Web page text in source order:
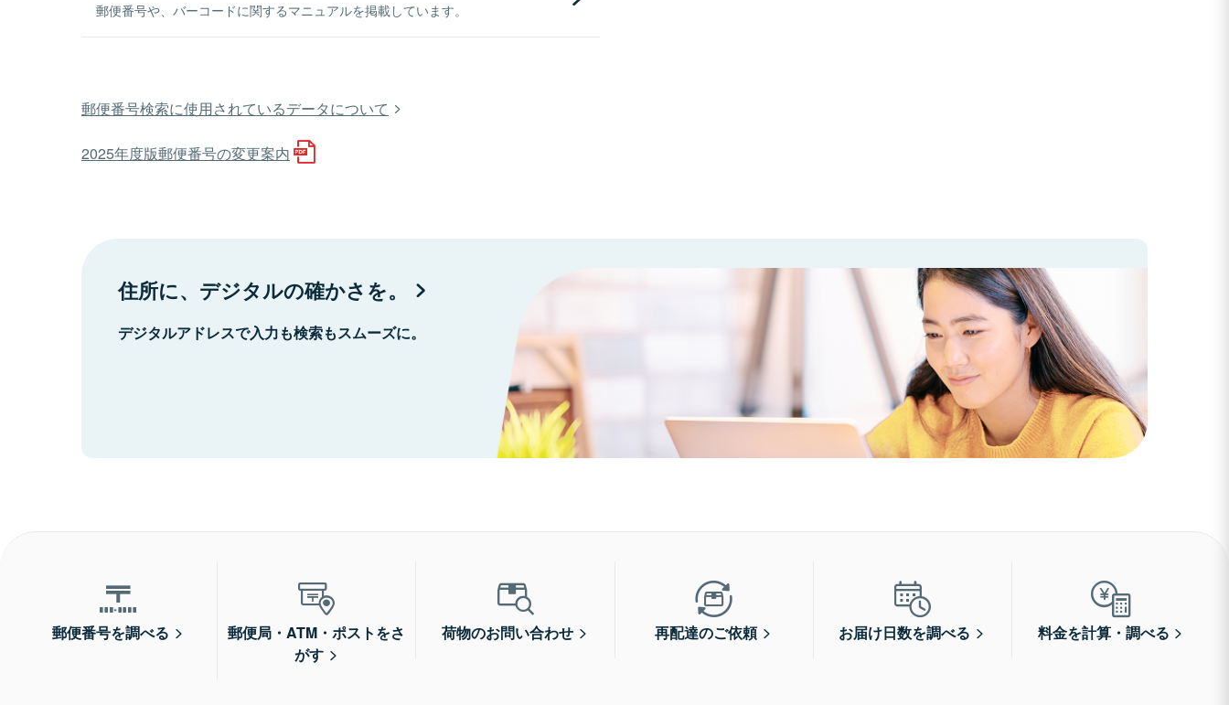
郵便番号や、バーコードに関するマニュアルを掲載しています。
郵便番号検索に使用されているデータについて
2025年度版郵便番号の変更案内
住所に、デジタルの確かさを。
デジタルアドレスで入力も検索もスムーズに。
郵便番号を調べる
郵便局・ATM・ポストをさ
がす
荷物のお問い合わせ 再配達のご依頼 お届け日数を調べる 料金を計算・調べる